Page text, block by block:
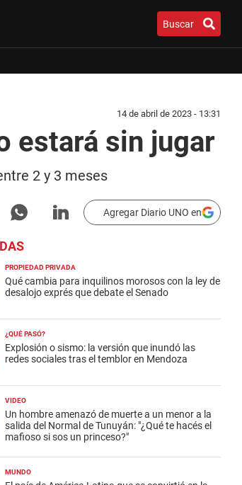
Buscar
14 de abril de 2023 - 13:31
estará sin jugar
2 y 3 meses
Agregar Diario UNO en
PROPIEDAD PRIVADA
Qué cambia para inquilinos morosos con la ley de
desalojo exprés que debate el Senado
¿QUÉ PASÓ?
Explosión o sismo: la versión que inundó las
redes sociales tras el temblor en Mendoza
VIDEO
Un hombre amenazó de muerte a un menor a la
salida del Normal de Tunuyán: "¿Qué te hacés el
mafioso si sos un princeso?"
MUNDO